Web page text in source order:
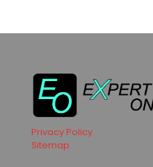
Privacy Policy
Sitemap